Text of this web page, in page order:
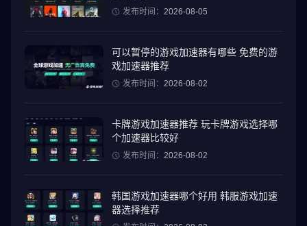
◆ 重温原著剧情！那个著名的场景复活了！ ◆
◆ 召集和培养你的朋友，组建你自己的海盗团！ ◆
培养你的朋友，成为最强的海盗！
【运行环境及其他查询】
https://bnfaq.channel.or.jp/contact/faq_list/1531
* 请务必在上面链接中描述的操作环境中使用此应用程序。即使您在
发布时间： 2026-08-05
可以暂停的游戏加速器有哪些 免费的游
戏加速器推荐
发布时间： 2026-08-02
卡牌游戏加速器推荐 玩卡牌游戏选择哪
个加速器比较好
发布时间： 2026-08-02
韩国游戏加速器哪个好用 韩服游戏加速
器选择推荐